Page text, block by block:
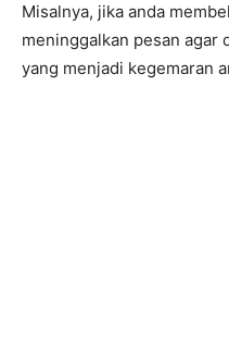
Misalnya, jika anda
meninggalkan pesan agar
yang menjadi kegemaran